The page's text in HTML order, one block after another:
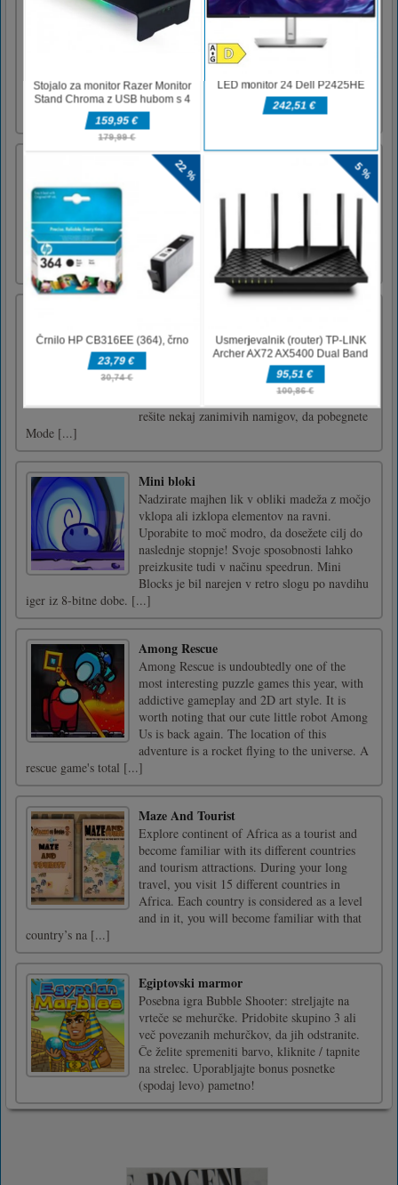
Toddler Coloring Game
Draw all the colorful animals step by step.
Painting for kids will be the best pastime!
Watch as a drawn crocodile comes to life and
dances to rock-and-roll, or a fox performs a
salsa dance in our toddler coloring
pages.Mouse or tap to play.
BFF srednješolski slog
Princesa Clara, Ava in Mia se bodo danes
pripravljale na šolo. Seveda je to običajen
dan, vendar potrebujejo vaš modni nasvet in
so danes radi bolj elegantni. Razveselite jih s
svojimi modnimi idejami.Za nadzor uporabite
miško
Modeling Girl Escape je pobeg iz točke in
klika, ki ga je razvila 8BGames. Predstavljajte
si, da ste šli v modelno hišo, da bi ga peljali
na modno revijo. Ko ste šli tja; ona si ujeta v
tej hiši. Poiščite kakšen skriti predmet, da
rešite nekaj zanimivih namigov, da pobegnete
Mode [...]
Mini bloki
Nadzirate majhen lik v obliki madeža z močjo
vklopa ali izklopa elementov na ravni.
Uporabite to moč modro, da dosežete cilj do
naslednje stopnje! Svoje sposobnosti lahko
preizkusite tudi v načinu speedrun. Mini
Blocks je bil narejen v retro slogu po navdihu
iger iz 8-bitne dobe. [...]
Among Rescue
Among Rescue is undoubtedly one of the
most interesting puzzle games this year, with
addictive gameplay and 2D art style. It is
worth noting that our cute little robot Among
Us is back again. The location of this
adventure is a rocket flying to the universe. A
rescue game's total [...]
Maze And Tourist
Explore continent of Africa as a tourist and
become familiar with its different countries
and tourism attractions. During your long
travel, you visit 15 different countries in
Africa. Each country is considered as a level
and in it, you will become familiar with that
country’s na [...]
Egiptovski marmor
Posebna igra Bubble Shooter: streljajte na
vrteče se mehurčke. Pridobite skupino 3 ali
več povezanih mehurčkov, da jih odstranite.
Če želite spremeniti barvo, kliknite / tapnite
na strelec. Uporabljajte bonus posnetke
(spodaj levo) pametno!